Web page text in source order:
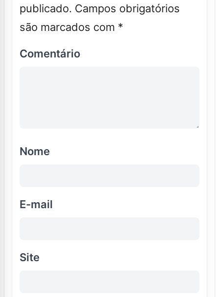
publicado. Campos obrigatórios
são marcados com *
Comentário
Nome
E-mail
Site